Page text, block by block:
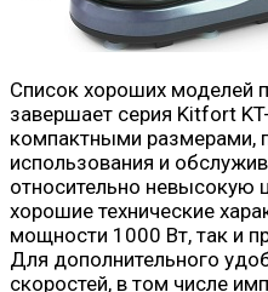
Список хороших моделей
завершает серия Kitfort
компактными размерами,
использования и
относительно невысокую
хорошие технические
мощности 1000 Вт, так и
Для дополнительного
скоростей, в том числе